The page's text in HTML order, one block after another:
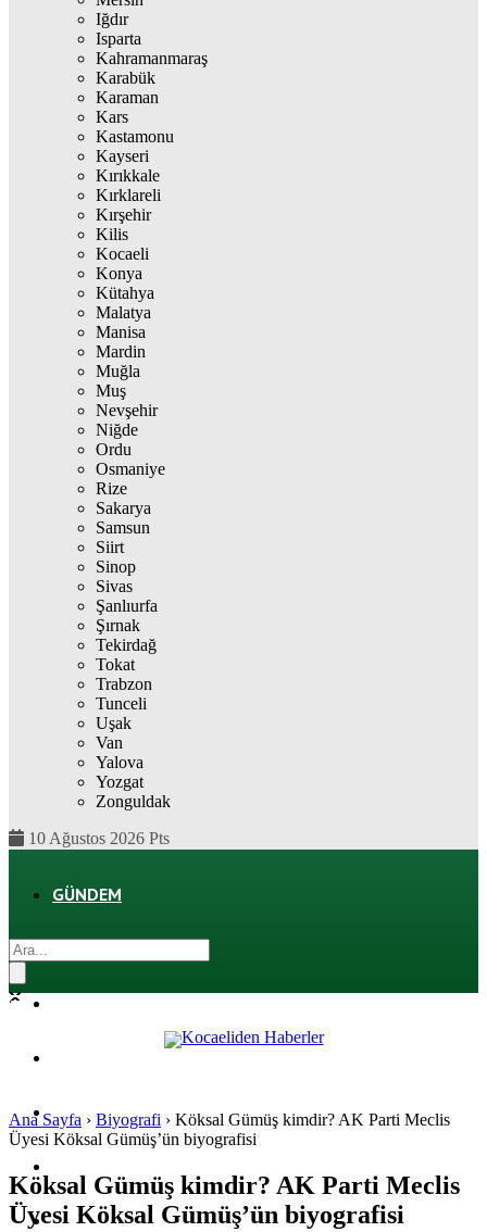
Iğdır
Isparta
Kahramanmaraş
Karabük
Karaman
Kars
Kastamonu
Kayseri
Kırıkkale
Kırklareli
Kırşehir
Kilis
Kocaeli
Konya
Kütahya
Malatya
Manisa
Mardin
Muğla
Muş
Nevşehir
Niğde
Ordu
Osmaniye
Rize
Sakarya
Samsun
Siirt
Sinop
Sivas
Şanlıurfa
Şırnak
Tekirdağ
Tokat
Trabzon
Tunceli
Uşak
Van
Yalova
Yozgat
Zonguldak
10 Ağustos 2026 Pts
GÜNDEM
SPOR
SAĞLIK
Ana Sayfa › Biyografi › Köksal Gümüş kimdir? AK Parti Meclis
Üyesi Köksal Gümüş’ün biyografisi
Köksal Gümüş kimdir? AK Parti Meclis
Üyesi Köksal Gümüş’ün biyografisi